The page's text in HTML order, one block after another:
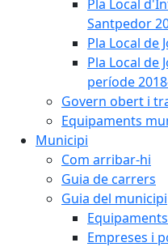
Pla Local
Santpedor
Pla Local de
Pla Local de
període
Govern obert i
Equipaments
Municipi
Com arribar-hi
Guia de carrers
Guia del municipi
Empreses i